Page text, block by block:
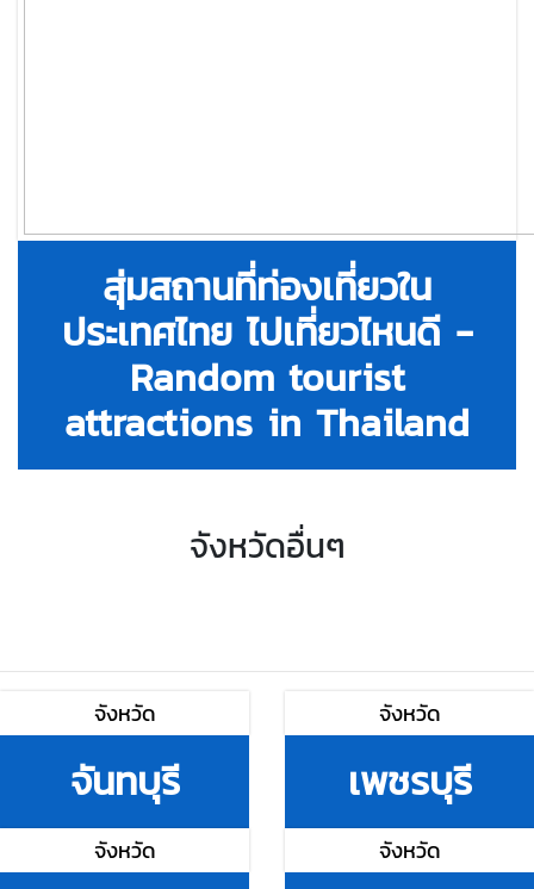
สุ่มสถานที่ท่องเที่ยวใน
ประเทศไทย ไปเที่ยวไหนดี -
Random tourist
attractions in Thailand
จังหวัดอื่นๆ
จังหวัด
จันทบุรี
จังหวัด
เพชรบุรี
จังหวัด จังหวัด